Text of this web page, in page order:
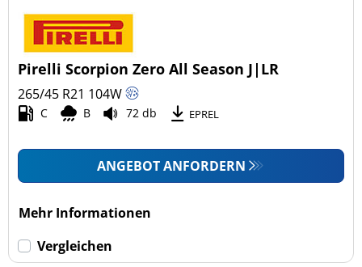
Pirelli Scorpion Zero All Season J|LR
265/45 R21 104W
C B 72 db EPREL
ANGEBOT ANFORDERN
Mehr Informationen
Vergleichen